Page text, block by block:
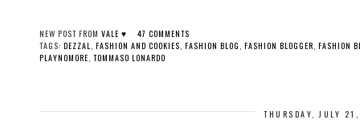
NEW POST FROM VALE ♥
47 COMMENTS
TAGS: DEZZAL FASHION AND COOKIES FASHION BLOG FASHION BLOGGER FASHION
PLAYNOMORE TOMMASO LONARDO
THURSDAY, JULY